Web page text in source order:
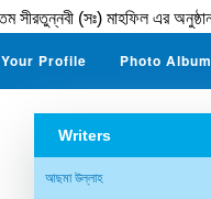
(সঃ) মাহফিল এর অনুষ্ঠান সূচী
Profile Photo Album
Writers
আছমা উল্লাহ